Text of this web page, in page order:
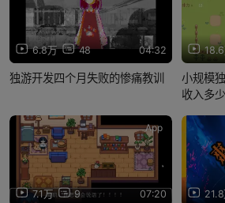
6.8万 48 04:32
独游开发四个月失败的惨痛教训
小规模
收入多
7.1万 9 07:20
App